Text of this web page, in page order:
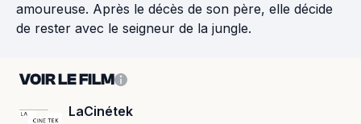
amoureuse. Après le décès de son père, elle décide
de rester avec le seigneur de la jungle.
VOIR LE FILM
LaCinétek